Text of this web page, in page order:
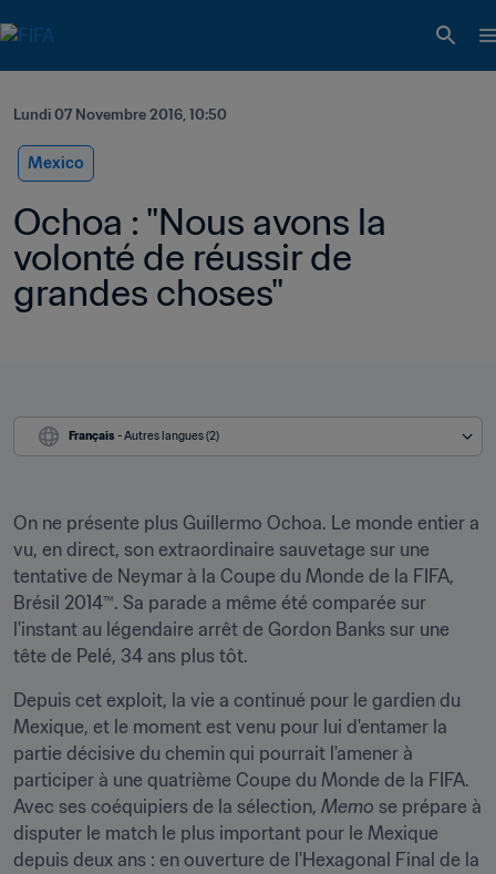
Lundi 07 Novembre 2016, 10:50
Mexico
Ochoa : "Nous avons la
volonté de réussir de
grandes choses"
Français - Autres langues (2)
On ne présente plus Guillermo Ochoa. Le monde entier a
vu, en direct, son extraordinaire sauvetage sur une
tentative de Neymar à la Coupe du Monde de la FIFA,
Brésil 2014™. Sa parade a même été comparée sur
l'instant au légendaire arrêt de Gordon Banks sur une
tête de Pelé, 34 ans plus tôt.
Depuis cet exploit, la vie a continué pour le gardien du
Mexique, et le moment est venu pour lui d'entamer la
partie décisive du chemin qui pourrait l'amener à
participer à une quatrième Coupe du Monde de la FIFA.
Avec ses coéquipiers de la sélection, Memo se prépare à
disputer le match le plus important pour le Mexique
depuis deux ans : en ouverture de l'Hexagonal Final de la